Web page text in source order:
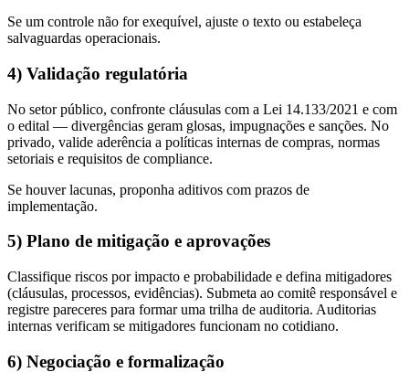
Se um controle não for exequível, ajuste o texto ou estabeleça
salvaguardas operacionais.
4) Validação regulatória
No setor público, confronte cláusulas com a Lei 14.133/2021 e com
o edital — divergências geram glosas, impugnações e sanções. No
privado, valide aderência a políticas internas de compras, normas
setoriais e requisitos de compliance.
Se houver lacunas, proponha aditivos com prazos de
implementação.
5) Plano de mitigação e aprovações
Classifique riscos por impacto e probabilidade e defina mitigadores
(cláusulas, processos, evidências). Submeta ao comitê responsável e
registre pareceres para formar uma trilha de auditoria. Auditorias
internas verificam se mitigadores funcionam no cotidiano.
6) Negociação e formalização